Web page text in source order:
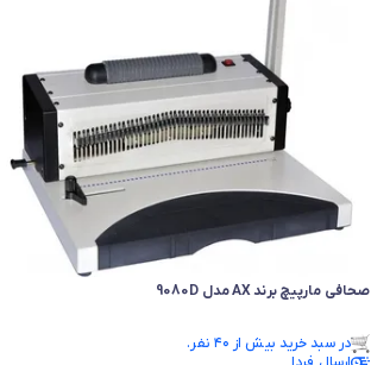
صحافی مارپیچ برند AX مدل 9080D
در سبد خرید بیش از ۴۰ نفر.